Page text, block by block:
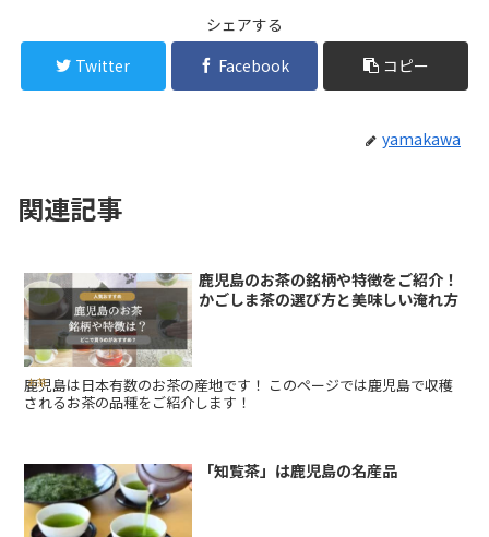
シェアする
Twitter
Facebook コピー
yamakawa
関連記事
お茶
鹿児島のお茶の銘柄や特徴をご紹介！
かごしま茶の選び方と美味しい淹れ方
鹿児島は日本有数のお茶の産地です！ このページでは鹿児島で収穫
されるお茶の品種をご紹介します！
「知覧茶」は鹿児島の名産品